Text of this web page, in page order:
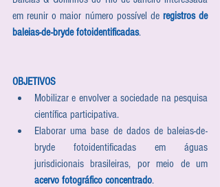
em reunir o maior número possível de registros de
baleias-de-bryde fotoidentificadas.
OBJETIVOS
Mobilizar e envolver a sociedade na pesquisa
científica participativa.
Elaborar uma base de dados de baleias-de-
bryde fotoidentificadas em águas
acervo fotográfico concentrado.